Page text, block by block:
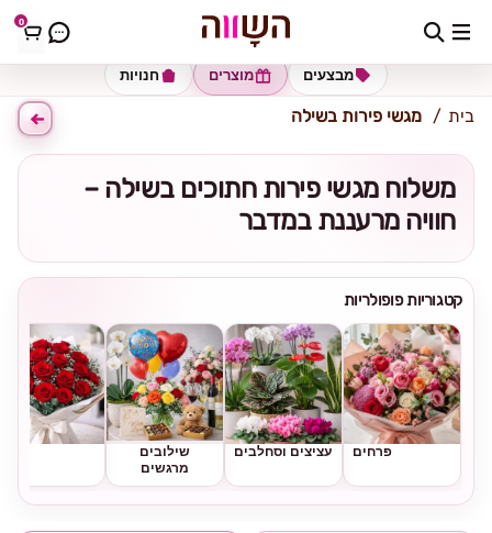
0 כתובת למשלוח הזינו כתובת
חנויות מוצרים מבצעים
בית מגשי פירות בשילה
משלוח מגשי פירות חתוכים בשילה –
חוויה מרעננת במדבר
קטגוריות פופולריות
פרחים עציצים וסחלבים
שילובים
מרגשים